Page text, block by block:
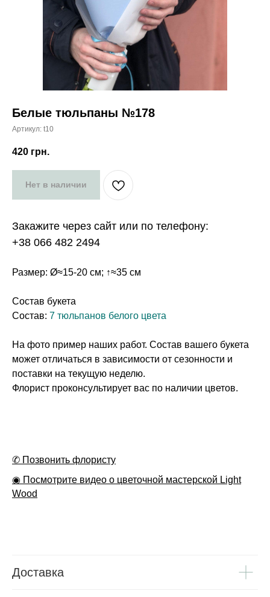
Белые тюльпаны №178
Артикул: t10
420 грн.
Нет в наличии
Закажите через сайт или по телефону:
+38 066 482 2494
Размер: Ø≈15-20 см; ↑≈35 см
Состав букета
Состав: 7 тюльпанов белого цвета
На фото пример наших работ. Состав вашего букета
может отличаться в зависимости от сезонности и
поставки на текущую неделю.
Флорист проконсультирует вас по наличии цветов.
✆ Позвонить флористу
◉ Посмотрите видео о цветочной мастерской Light
Wood
Доставка